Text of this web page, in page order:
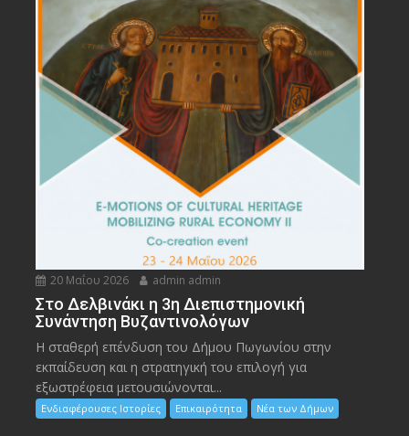
20 Μαΐου 2026 admin admin
Στο Δελβινάκι η 3η Διεπιστημονική
Συνάντηση Βυζαντινολόγων
Η σταθερή επένδυση του Δήμου Πωγωνίου στην
εκπαίδευση και η στρατηγική του επιλογή για
εξωστρέφεια μετουσιώνονται...
Ενδιαφέρουσες Ιστορίες Επικαιρότητα Νέα των Δήμων